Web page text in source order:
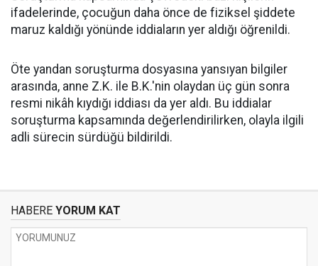
ifadelerinde, çocuğun daha önce de fiziksel şiddete
maruz kaldığı yönünde iddiaların yer aldığı öğrenildi.
Öte yandan soruşturma dosyasına yansıyan bilgiler
arasında, anne Z.K. ile B.K.'nin olaydan üç gün sonra
resmi nikâh kıydığı iddiası da yer aldı. Bu iddialar
soruşturma kapsamında değerlendirilirken, olayla ilgili
adli sürecin sürdüğü bildirildi.
HABERE YORUM KAT